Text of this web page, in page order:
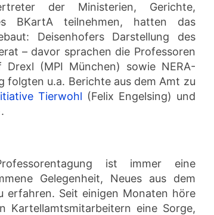
der Ministerien, Gerichte,
BKartA teilnehmen, hatten das
Deisenhofers Darstellung des
– davor sprachen die Professoren
(MPI München) sowie NERA-
folgten u.a. Berichte aus dem Amt zu
Tierwohl (Felix Engelsing) und
ist immer eine
Gelegenheit, Neues aus dem
erfahren. Seit einigen Monaten höre
Kartellamtsmitarbeitern eine Sorge,